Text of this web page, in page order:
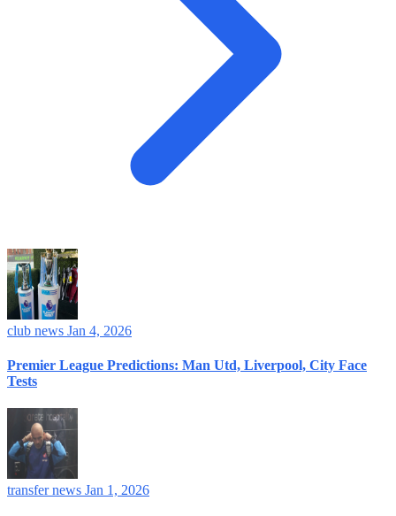
club news Jan 4, 2026
Premier League Predictions: Man Utd, Liverpool, City Face
Tests
transfer news Jan 1, 2026